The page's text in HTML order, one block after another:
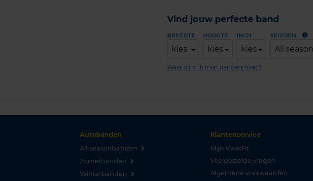
Vind jouw perfecte band
BREEDTE
kies
HOOGTE
kies
INCH
kies
SEIZOEN
All season
Waar vind ik mijn bandenmaat?
Autobanden
All-seasonbanden
Zomerbanden
Winterbanden
Klantenservice
Mijn KwikFit
Veelgestelde vragen
Algemene voorwaarden